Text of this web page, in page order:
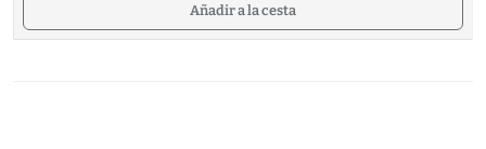
Añadir a la cesta